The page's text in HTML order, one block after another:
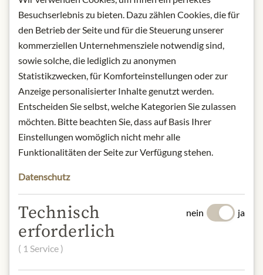
Heidelbeere - 190g
Lagerung: Kühl, trocken und
lichtgeschützt lagern.
Kontakt: Lustenauer Senf Bösch GmbH/
Rheinstraße 15/ 6890 Lustenau/
Österreich.
* Wir bitten um Verständnis, dass das
Produktdesign von der Abbildung
abweichen kann.
heilende Beeren, Branntweinessig,
Wasser, Zitronensaft, Salz, Gewürze.
Senf und Senferzeugnisse
Besuchserlebnis zu bieten. Dazu zählen Cookies, die für
den Betrieb der Seite und für die Steuerung unserer
kommerziellen Unternehmensziele notwendig sind,
sowie solche, die lediglich zu anonymen
Statistikzwecken, für Komforteinstellungen oder zur
Anzeige personalisierter Inhalte genutzt werden.
Entscheiden Sie selbst, welche Kategorien Sie zulassen
möchten. Bitte beachten Sie, dass auf Basis Ihrer
Einstellungen womöglich nicht mehr alle
Funktionalitäten der Seite zur Verfügung stehen.
Datenschutz
Technisch
erforderlich
( 1 Service )
nein ja